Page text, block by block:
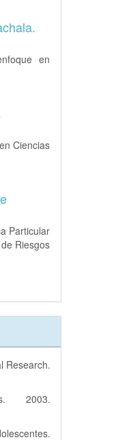
en
Ciencias
Particular
Riesgos
Research.
2003.